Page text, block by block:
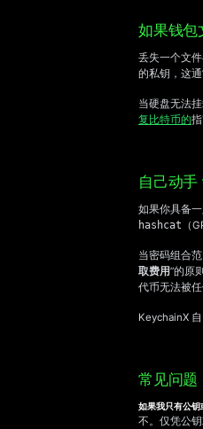
如果钱包
丢失一个文
的私钥，这通
当硬盘无法
复比特币的
自己动
如果你具备
hashcat （
当密码组合
取费用”的原
代币无法被
KeychainX
常见问题
如果我只有公钥
不。仅凭公